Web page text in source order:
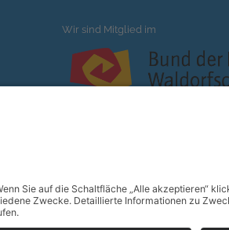
Wir sind Mitglied im
Festwoche 11. bis 19.9. 2026